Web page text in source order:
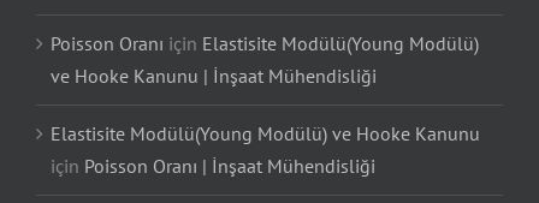
Poisson Oranı için Elastisite Modülü(Young Modülü)
ve Hooke Kanunu | İnşaat Mühendisliği
Elastisite Modülü(Young Modülü) ve Hooke Kanunu
için Poisson Oranı | İnşaat Mühendisliği